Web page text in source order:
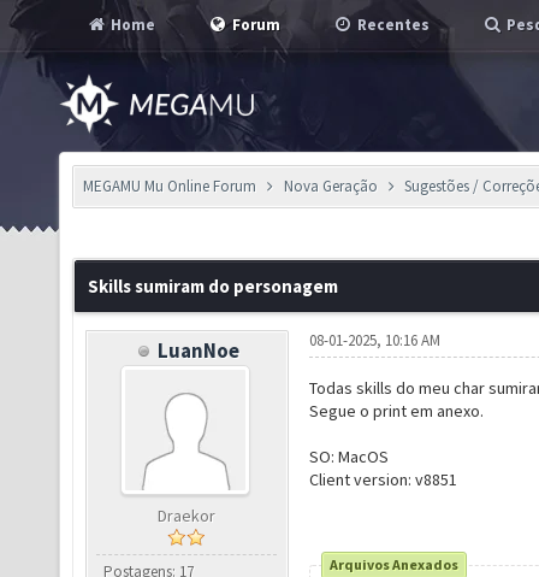
Home Forum Recentes
MEGAMU Mu Online Forum Nova Geração Sugestões /
Skills sumiram do personagem
LuanNoe
Draekor
Postagens: 17
08-01-2025, 10:16 AM
Todas skills do meu char
Segue o print em anexo.
SO: MacOS
Client version: v8851
Arquivos Anexados